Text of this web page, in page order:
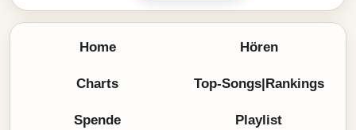
Home Hören
Charts Top-Songs|Rankings
Spende Playlist